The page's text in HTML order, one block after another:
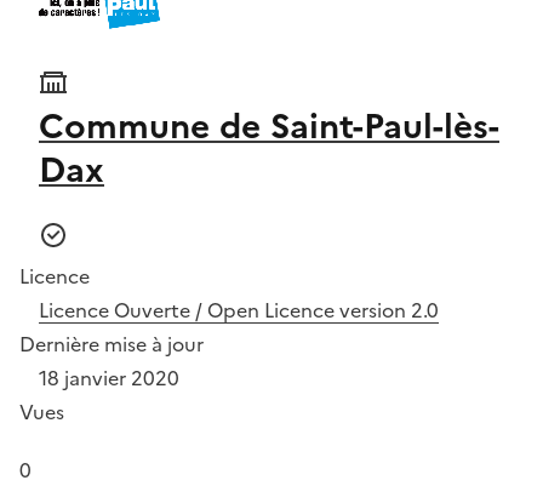
Commune de Saint-Paul-lès-
Dax
Licence
Licence Ouverte / Open Licence version 2.0
Dernière mise à jour
18 janvier 2020
Vues
0